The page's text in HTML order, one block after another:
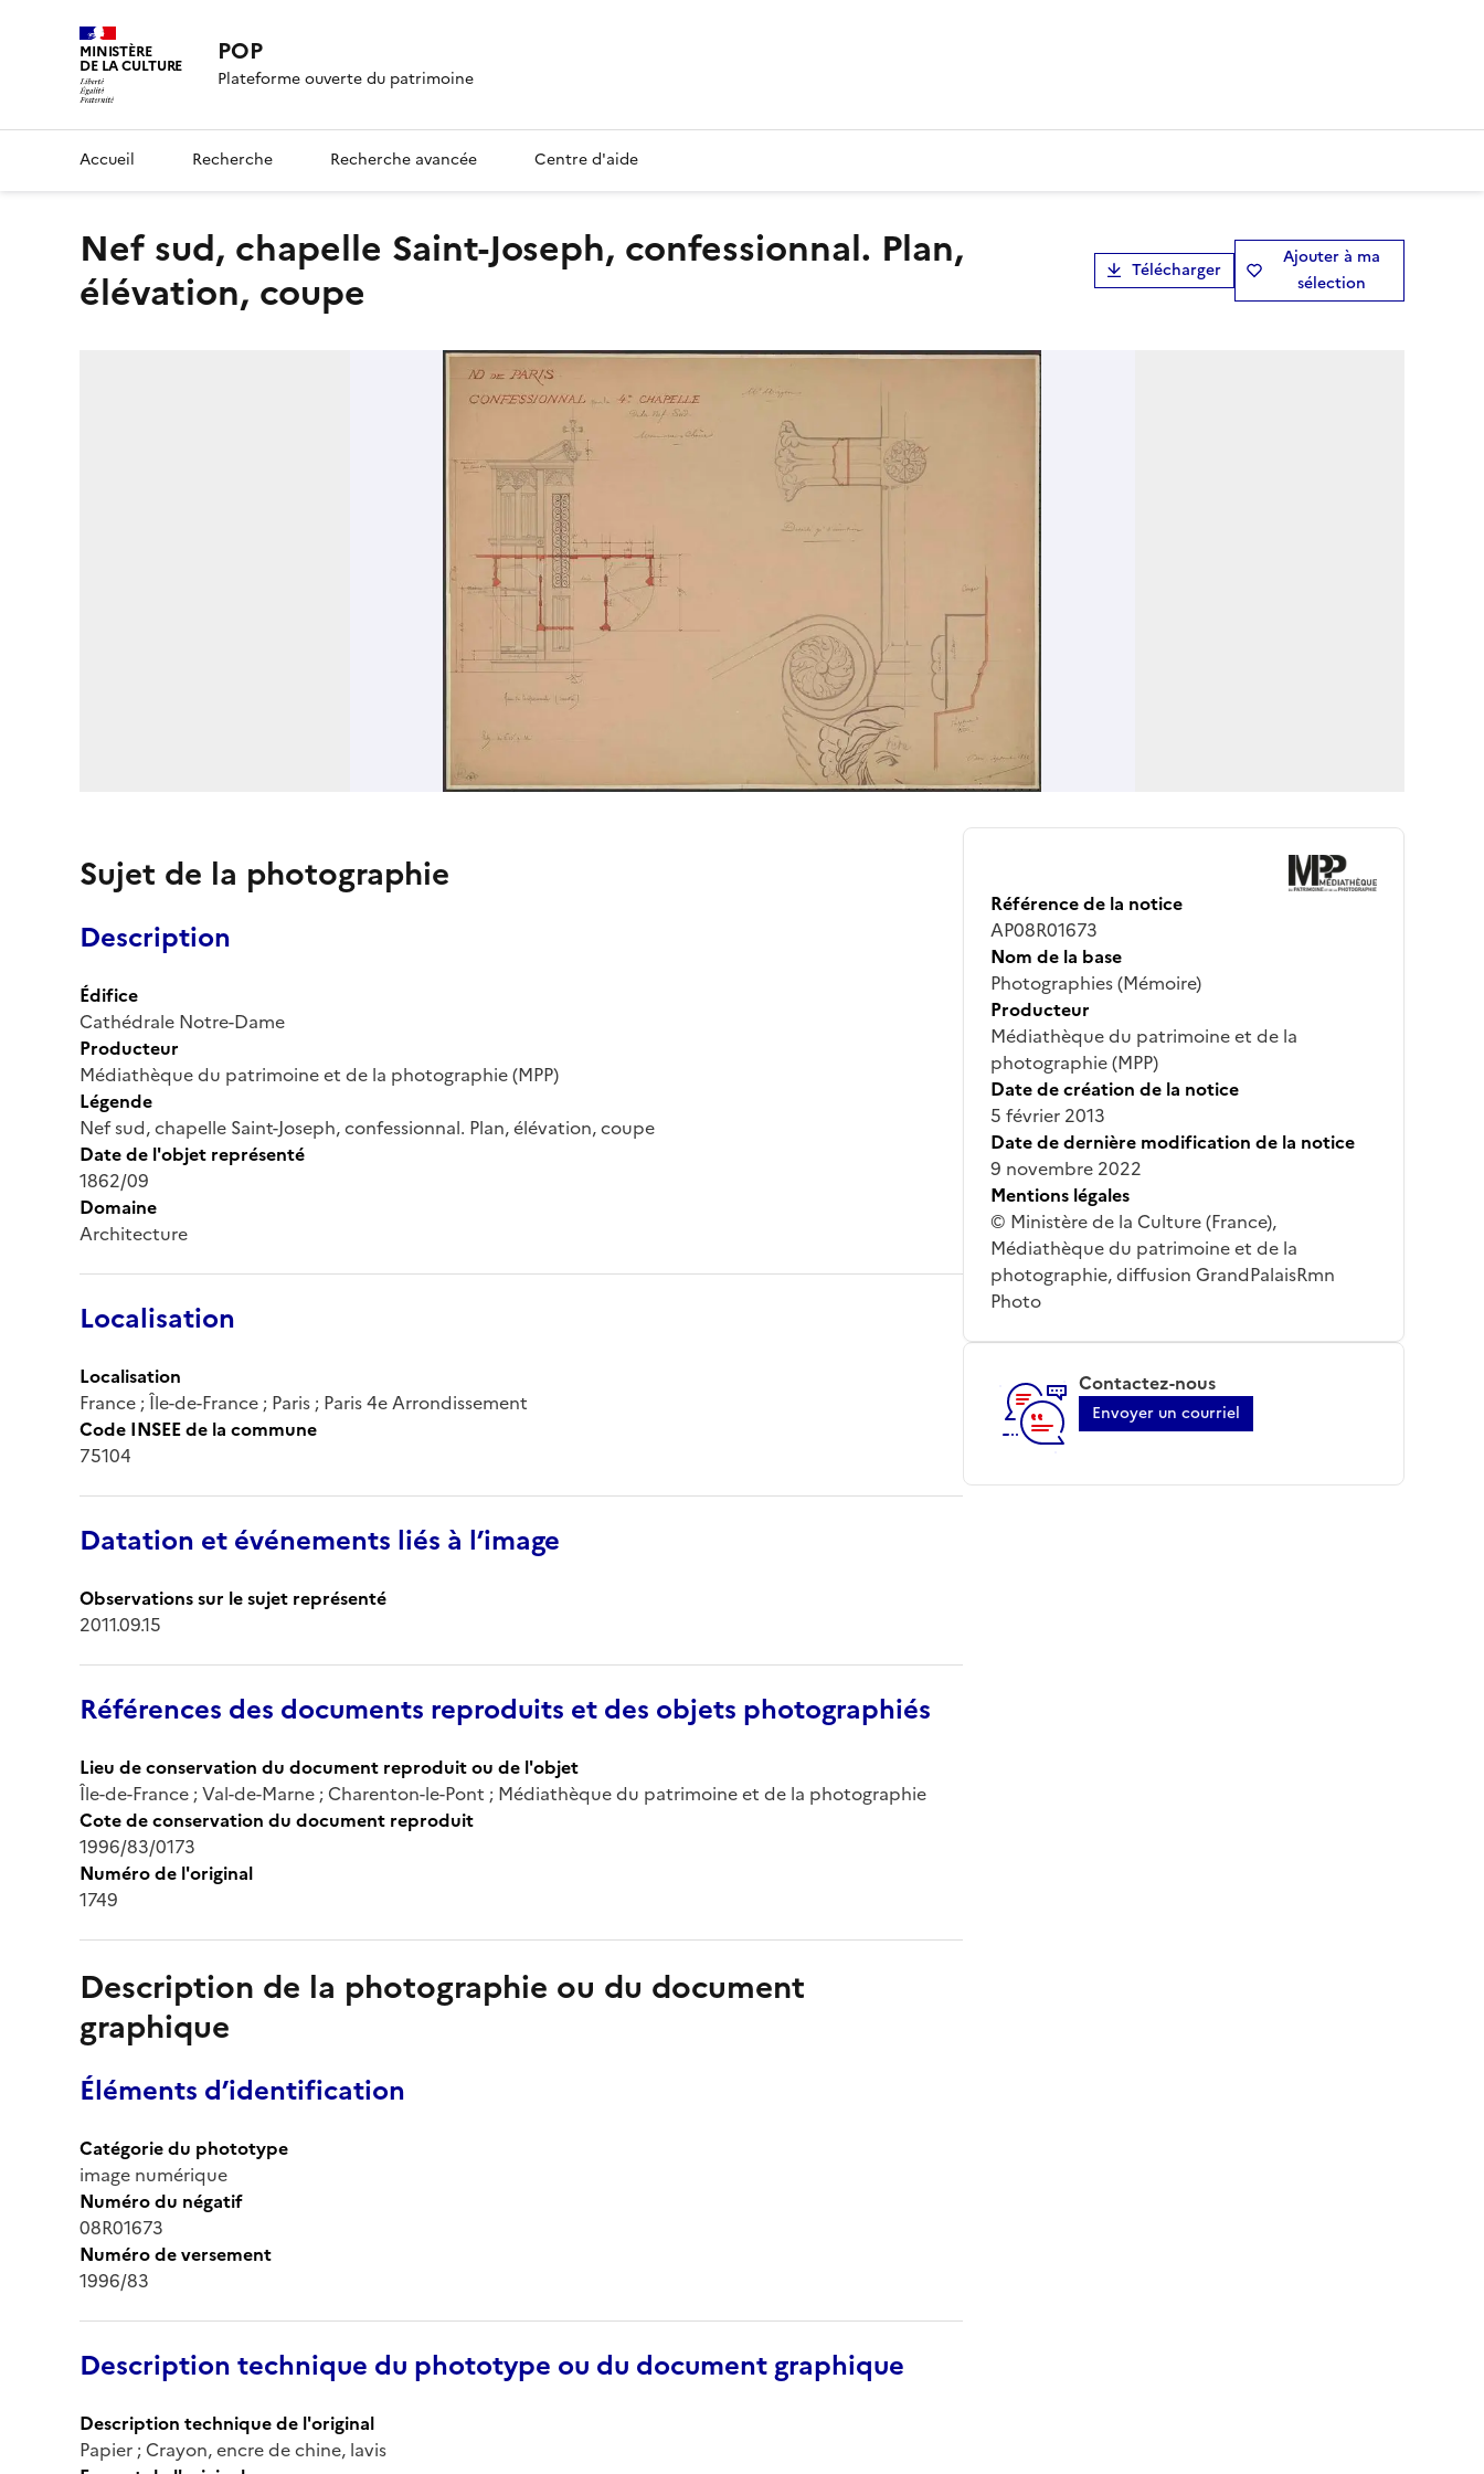
MINISTÈRE
DE LA CULTURE POP
Plateforme ouverte du patrimoine
Accueil Recherche Recherche avancée Centre d'aide
Nef sud, chapelle Saint-Joseph, confessionnal. Plan,
élévation, coupe
Télécharger
Ajouter à ma
sélection
Sujet de la photographie
Description
Édifice
Cathédrale Notre-Dame
Producteur
Médiathèque du patrimoine et de la photographie (MPP)
Légende
Nef sud, chapelle Saint-Joseph, confessionnal. Plan, élévation, coupe
Date de l'objet représenté
1862/09
Domaine
Architecture
Localisation
Localisation
France ; Île-de-France ; Paris ; Paris 4e Arrondissement
Code INSEE de la commune
75104
Datation et événements liés à l’image
Observations sur le sujet représenté
2011.09.15
Références des documents reproduits et des objets photographiés
Lieu de conservation du document reproduit ou de l'objet
Île-de-France ; Val-de-Marne ; Charenton-le-Pont ; Médiathèque du patrimoine et de la photographie
Cote de conservation du document reproduit
1996/83/0173
Numéro de l'original
1749
Description de la photographie ou du document
graphique
Éléments d’identification
Catégorie du phototype
image numérique
Numéro du négatif
08R01673
Numéro de versement
1996/83
Description technique du phototype ou du document graphique
Description technique de l'original
Papier ; Crayon, encre de chine, lavis
Référence de la notice
AP08R01673
Nom de la base
Photographies (Mémoire)
Producteur
Médiathèque du patrimoine et de la
photographie (MPP)
Date de création de la notice
5 février 2013
Date de dernière modification de la notice
9 novembre 2022
Mentions légales
© Ministère de la Culture (France),
Médiathèque du patrimoine et de la
photographie, diffusion GrandPalaisRmn
Photo
Contactez-nous
Envoyer un courriel